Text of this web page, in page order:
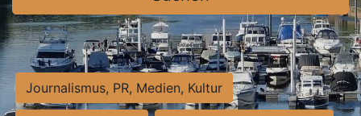
Journalismus, PR, Medien, Kultur